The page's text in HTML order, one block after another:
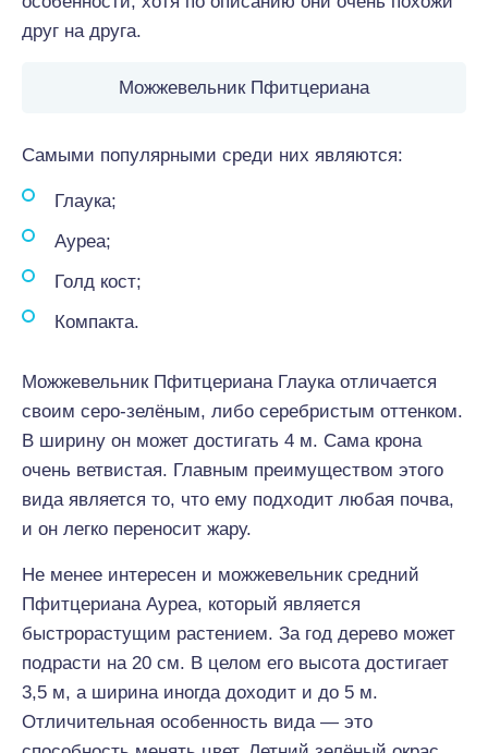
друг на друга.
Можжевельник Пфитцериана
Самыми популярными среди них являются:
Глаука;
Ауреа;
Голд кост;
Компакта.
Можжевельник Пфитцериана Глаука отличается
своим серо-зелёным, либо серебристым оттенком.
В ширину он может достигать 4 м. Сама крона
очень ветвистая. Главным преимуществом этого
вида является то, что ему подходит любая почва,
и он легко переносит жару.
Не менее интересен и можжевельник средний
Пфитцериана Ауреа, который является
быстрорастущим растением. За год дерево может
подрасти на 20 см. В целом его высота достигает
3,5 м, а ширина иногда доходит и до 5 м.
Отличительная особенность вида — это